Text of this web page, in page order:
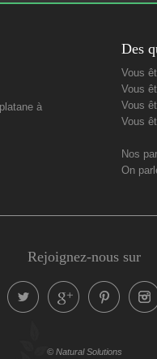
à
Des
Vous
Vous
Vous
Vous
Nos
On
Rejoignez-nous sur
© Natural Solutions